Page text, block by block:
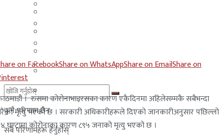
साउदी अरब
कुनै परिणाम छैन
सबै परिणामहरू हेर्नुहोस्
लेबनान
साउदी अरब
on FacebookShare on WhatsAppShare on EmailShare on
। रुसमा कोरोनाभाइरसका कारण एकैदिनमा अहिलेसम्मकै सबैभन्दा
मृत्यु भएको छ । सरकारी अधिकारीहरूले दिएको जानकारीअनुसार पछिल्लो
घण्टामा कोरोनाका कारण ८९५ जनाको मृत्यु भएको छ ।